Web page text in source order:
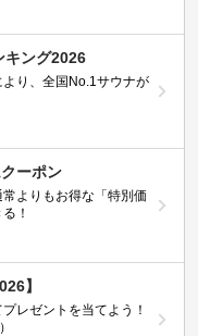
キング2026
り、全国No.1サウナが
ーポン
よりもお得な「特別価
！
】
レゼントを当てよう！